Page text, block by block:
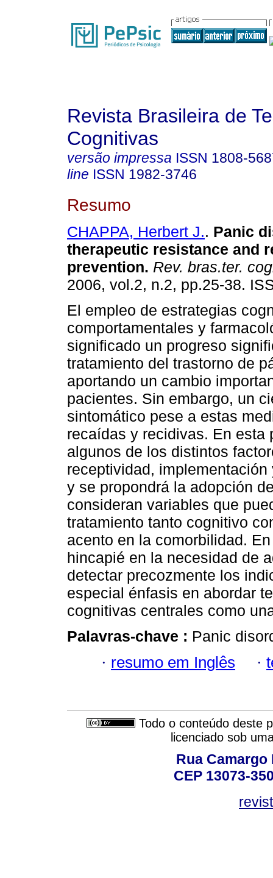
Revista Brasileira de
Cognitivas
versão impressa ISSN 1808-
line ISSN 1982-3746
Resumo
CHAPPA, Herbert J.. Panic
therapeutic resistance and
prevention. Rev. bras.ter.
2006, vol.2, n.2, pp.25-38.
El empleo de estrategias
comportamentales y
significado un progreso
tratamiento del trastorno de
aportando un cambio
pacientes. Sin embargo, un
sintomático pese a estas
recaídas y recidivas. En esta
algunos de los distintos
receptividad,
y se propondrá la adopción
consideran variables que
tratamiento tanto cognitivo
acento en la comorbilidad.
hincapié en la necesidad de
detectar precozmente los
especial énfasis en abordar
cognitivas centrales como
Palavras-chave : Panic
· resumo em Inglês ·
Todo o conteúdo deste
licenciado sob
Rua Camargo
CEP 13073-